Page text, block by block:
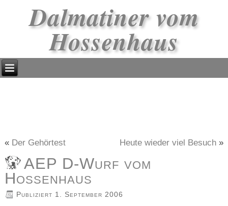
Dalmatiner vom
Hossenhaus
« Der Gehörtest Heute wieder viel Besuch»
AEP D-Wurf vom
Hossenhaus
Publiziert 1. September 2006